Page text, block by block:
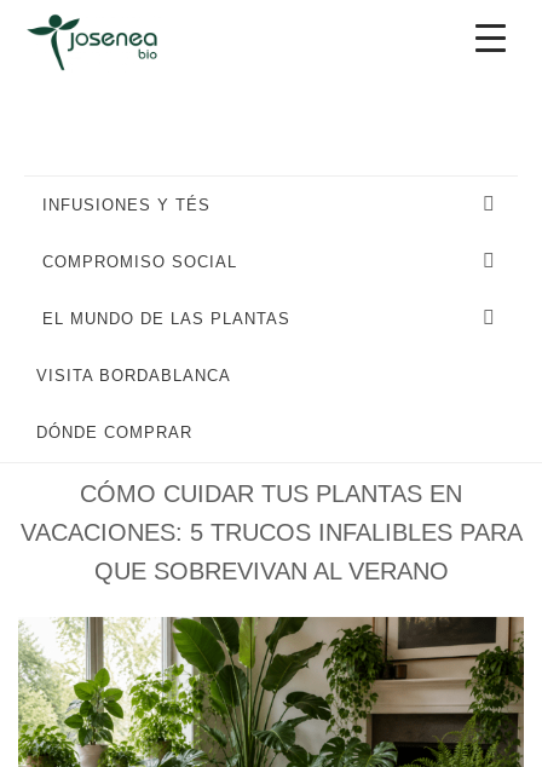
contenido
INFUSIONES Y TÉS
COMPROMISO SOCIAL
EL MUNDO DE LAS PLANTAS
VISITA BORDABLANCA
DÓNDE COMPRAR
CÓMO CUIDAR TUS PLANTAS EN
VACACIONES: 5 TRUCOS INFALIBLES PARA
QUE SOBREVIVAN AL VERANO